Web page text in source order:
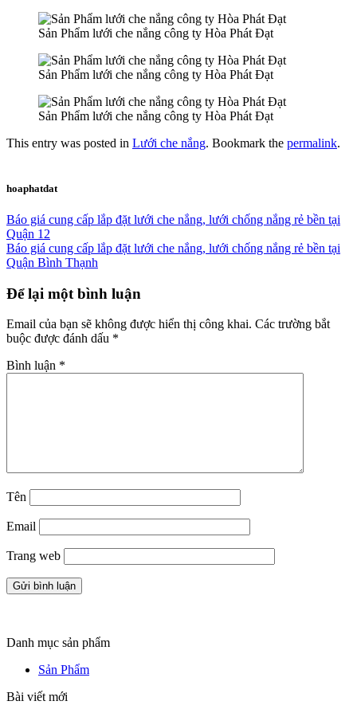
Sản Phẩm lưới che nắng công ty Hòa Phát Đạt
Sản Phẩm lưới che nắng công ty Hòa Phát Đạt
Sản Phẩm lưới che nắng công ty Hòa Phát Đạt
This entry was posted in Lưới che nắng. Bookmark the permalink.
hoaphatdat
Báo giá cung cấp lắp đặt lưới che nắng, lưới chống nắng rẻ bền tại
Quận 12
Báo giá cung cấp lắp đặt lưới che nắng, lưới chống nắng rẻ bền tại
Quận Bình Thạnh
Để lại một bình luận
Email của bạn sẽ không được hiển thị công khai. Các trường bắt
buộc được đánh dấu *
Bình luận *
Tên
Email
Trang web
Danh mục sản phẩm
Sản Phẩm
Bài viết mới